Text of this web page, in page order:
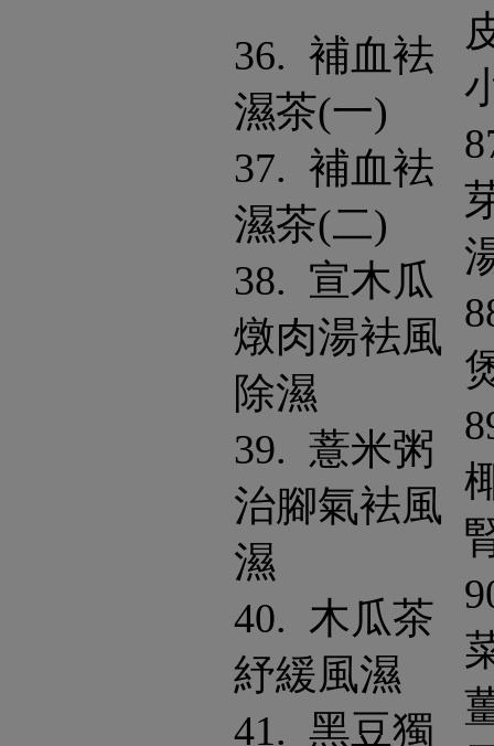
36. 補血袪
濕茶(一)
37. 補血袪
濕茶(二)
38. 宣木瓜
燉肉湯袪風
除濕
39. 薏米粥
治腳氣袪風
濕
40. 木瓜茶
紓緩風濕
41. 黑豆獨